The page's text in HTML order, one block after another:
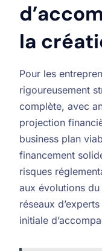
la
Pour les
rigoureusement
complète, avec
projection
business plan
financement
risques
aux évolutions
réseaux
initiale